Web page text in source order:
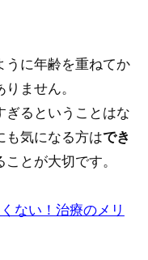
うに年齢を重ねてか
ません。
ぎるということはな
も気になる方はでき
ことが大切です。
ない！治療のメリ